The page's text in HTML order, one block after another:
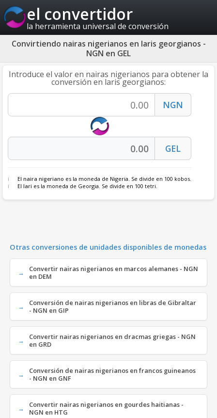
el convertidor
la herramienta universal de conversión
Convirtiendo nairas nigerianos en laris georgianos -
NGN en GEL
Introduce el valor en nairas nigerianos para obtener la
conversión en laris georgianos:
El naira nigeriano es la moneda de Nigeria. Se divide en 100 kobos.
El lari es la moneda de Georgia. Se divide en 100 tetri.
Otras conversiones de unidades disponibles de monedas
Convertir nairas nigerianos en marcos alemanes - NGN
en DEM
Conversión de nairas nigerianos en libras de Gibraltar
- NGN en GIP
Convertir nairas nigerianos en dracmas griegas - NGN
en GRD
Conversión de nairas nigerianos en francos guineanos
- NGN en GNF
Convertir nairas nigerianos en gourdes haitianas -
NGN en HTG